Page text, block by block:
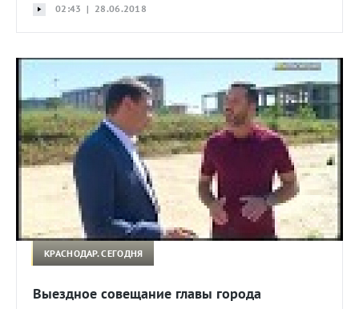
02:43 | 28.06.2018
КРАСНОДАР. СЕГОДНЯ
Выездное совещание главы города